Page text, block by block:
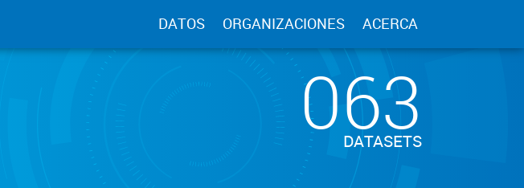
DATOS ORGANIZACIONES ACERCA
063
DATASETS